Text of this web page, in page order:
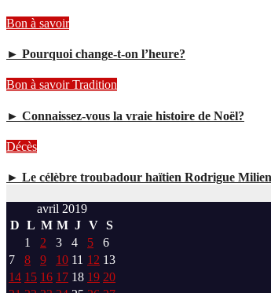
Bon à savoir
► Pourquoi change-t-on l’heure?
Bon à savoirTradition
► Connaissez-vous la vraie histoire de Noël?
Décès
► Le célèbre troubadour haïtien Rodrigue
avril 2019
D L M M J V S
1
2 3 4 5
6
7
8 9 10 11 12 13
14 15 16 17 18 19 20